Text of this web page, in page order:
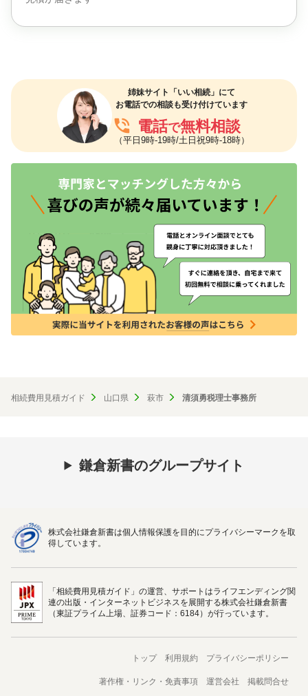
姉妹サイト「いい相続」にて
お電話での相談も受け付けています
phone_in_talk 電話で無料相談
（平日9時-19時/土日祝9時-18時）
相続費用見積ガイド 山口県 萩市 清須勇税理士事務所
鎌倉新書のグループサイト
株式会社鎌倉新書は個人情報保護を目的にプライバシーマークを取
得しています。
「相続費用見積ガイド」の運営、サポートはライフエンディング関
連の出版・インターネットビジネスを展開する株式会社鎌倉新書
（東証プライム上場、証券コード：6184）が行っています。
トップ 利用規約 プライバシーポリシー
著作権・リンク・免責事項 運営会社 掲載問合せ